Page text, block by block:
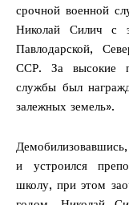
срочной военной
Николай Силич с
Павлодарской,
ССР. За высокие
службы был
залежных земель».
и устроился
школу, при этом